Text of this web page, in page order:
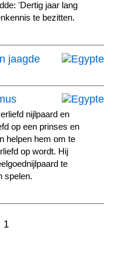
'Dertig jaar lang
te bezitten.
jaagde
nijlpaard en
op een prinses en
helpen hem om te
op wordt. Hij
te
spelen.
1